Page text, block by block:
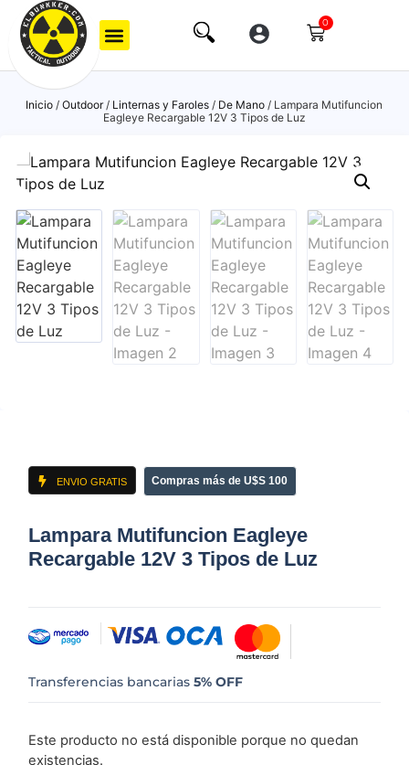
0
Inicio / Outdoor/ Linternas y Faroles / De Mano / Lampara Mutifuncion
Eagleye Recargable 12V 3 Tipos de Luz
ENVIO GRATIS Compras más de U$S 100
Lampara Mutifuncion Eagleye
Recargable 12V 3 Tipos de Luz
Transferencias bancarias5% OFF
Este producto no está disponible porque no quedan
existencias.